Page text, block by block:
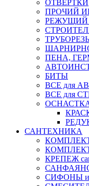
ОТВЕРТКИ
ПРОЧИЙ
РЕЖУЩИЙ
ПЕНА,
БИТЫ
ВСЕ для
ВСЕ для
ОСНАСТКА
САНТЕХНИКА
КРЕПЕЖ
СИФОНЫ